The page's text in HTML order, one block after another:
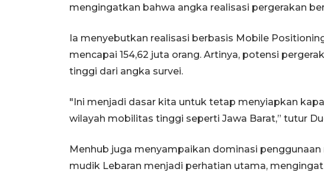
mengingatkan bahwa angka realisasi pergerakan
Ia menyebutkan realisasi berbasis Mobile
mencapai 154,62 juta orang. Artinya, potensi
tinggi dari angka survei.
"Ini menjadi dasar kita untuk tetap menyiapkan
wilayah mobilitas tinggi seperti Jawa Barat,” tutur
Menhub juga menyampaikan dominasi
mudik Lebaran menjadi perhatian utama,